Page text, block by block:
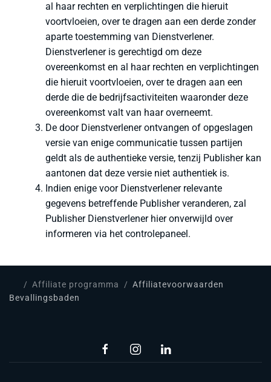
al haar rechten en verplichtingen die hieruit
voortvloeien, over te dragen aan een derde zonder
aparte toestemming van Dienstverlener.
Dienstverlener is gerechtigd om deze
overeenkomst en al haar rechten en verplichtingen
die hieruit voortvloeien, over te dragen aan een
derde die de bedrijfsactiviteiten waaronder deze
overeenkomst valt van haar overneemt.
De door Dienstverlener ontvangen of opgeslagen
versie van enige communicatie tussen partijen
geldt als de authentieke versie, tenzij Publisher kan
aantonen dat deze versie niet authentiek is.
Indien enige voor Dienstverlener relevante
gegevens betreffende Publisher veranderen, zal
Publisher Dienstverlener hier onverwijld over
informeren via het controlepaneel.
Affiliate programma
Affiliatevoorwaarden
Bevallingsbaden